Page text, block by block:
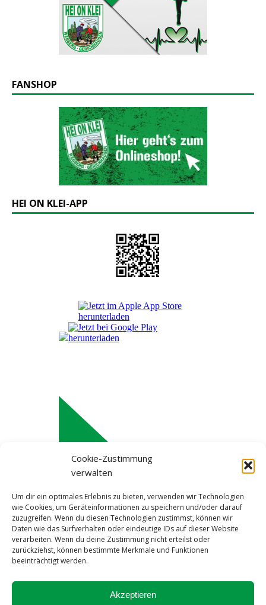
Cookie-Zustimmung
verwalten
Um dir ein optimales Erlebnis zu bieten, verwenden wir Technologien
wie Cookies, um Geräteinformationen zu speichern und/oder darauf
zuzugreifen. Wenn du diesen Technologien zustimmst, können wir
Daten wie das Surfverhalten oder eindeutige IDs auf dieser Website
verarbeiten. Wenn du deine Zustimmung nicht erteilst oder
zurückziehst, können bestimmte Merkmale und Funktionen
beeinträchtigt werden.
Akzeptieren
FANSHOP
HEI ON KLEI-APP
Impressum